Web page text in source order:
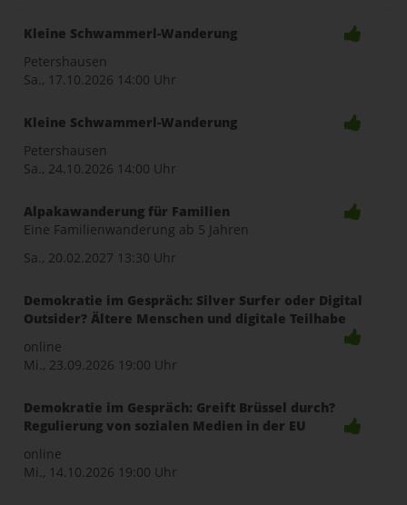
Kleine Schwammerl-Wanderung
Petershausen
Sa., 17.10.2026 14:00 Uhr
Kleine Schwammerl-Wanderung
Petershausen
Sa., 24.10.2026 14:00 Uhr
Alpakawanderung für Familien
Eine Familienwanderung ab 5 Jahren
Sa., 20.02.2027 13:30 Uhr
Demokratie im Gespräch: Silver Surfer oder Digital
Outsider? Ältere Menschen und digitale Teilhabe
online
Mi., 23.09.2026 19:00 Uhr
Demokratie im Gespräch: Greift Brüssel durch?
Regulierung von sozialen Medien in der EU
online
Mi., 14.10.2026 19:00 Uhr